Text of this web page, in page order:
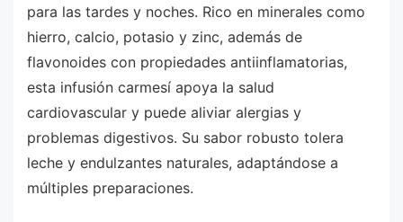
para las tardes y noches. Rico en minerales como
hierro, calcio, potasio y zinc, además de
flavonoides con propiedades antiinflamatorias,
esta infusión carmesí apoya la salud
cardiovascular y puede aliviar alergias y
problemas digestivos. Su sabor robusto tolera
leche y endulzantes naturales, adaptándose a
múltiples preparaciones.